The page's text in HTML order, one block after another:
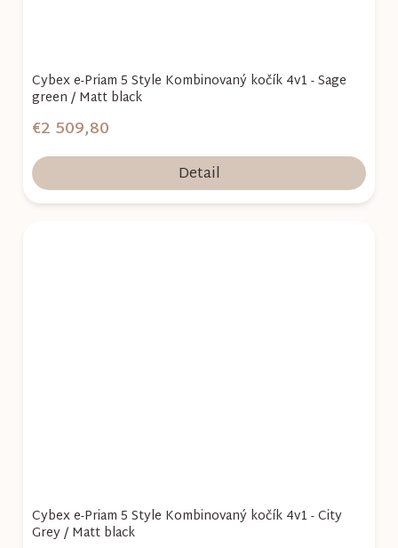
Cybex e-Priam 5 Style Kombinovaný kočík 4v1 - Sage
green / Matt black
€2 509,80
Detail
Cybex e-Priam 5 Style Kombinovaný kočík 4v1 - City
Grey / Matt black